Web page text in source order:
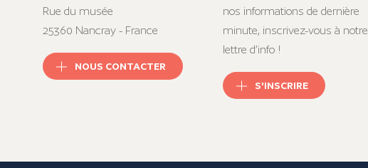
Rue du musée
25360 Nancray - France
NOUS CONTACTER
nos informations de dernière
minute, inscrivez-vous à notre
lettre d’info !
S'INSCRIRE